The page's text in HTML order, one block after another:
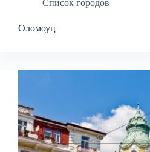
Список городов
Оломоуц